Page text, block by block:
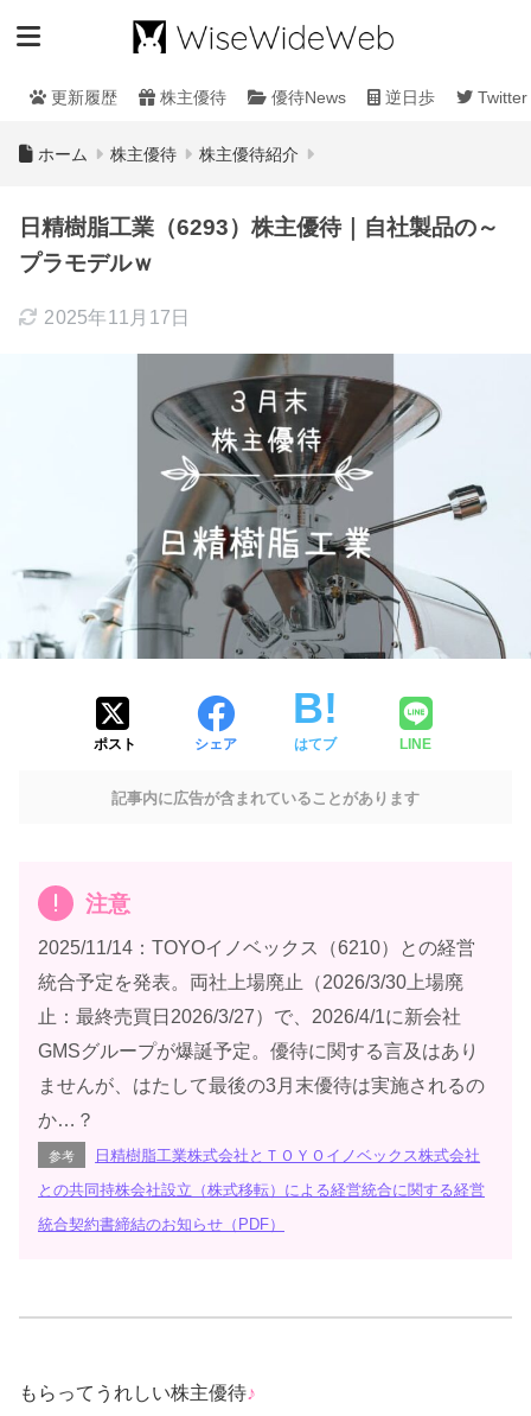
更新履歴 株主優待 優待News 逆日歩 Twitter
ホーム 株主優待 株主優待紹介
日精樹脂工業（6293）株主優待｜自社製品の～
プラモデルｗ
2025年11月17日
ポスト シェア はてブ LINE
記事内に広告が含まれていることがあります
注意
2025/11/14：TOYOイノベックス（6210）との経営
統合予定を発表。両社上場廃止（2026/3/30上場廃
止：最終売買日2026/3/27）で、2026/4/1に新会社
GMSグループが爆誕予定。優待に関する言及はあり
ませんが、はたして最後の3月末優待は実施されるの
か…？
参考
日精樹脂工業株式会社とＴＯＹＯイノベックス株式会社
との共同持株会社設立（株式移転）による経営統合に関する経営
統合契約書締結のお知らせ（PDF）
もらってうれしい株主優待♪